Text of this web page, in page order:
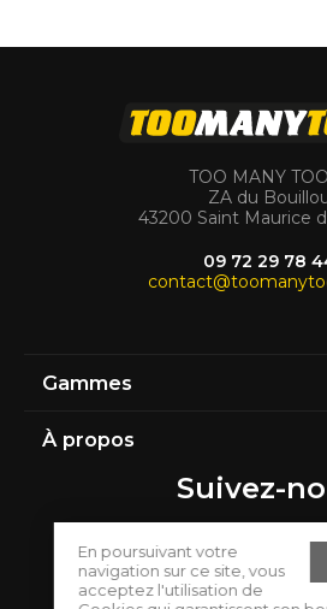
En poursuivant votre
navigation sur ce site, vous
acceptez l'utilisation de
TOO MANY
ZA du
43200 Saint Maurice
09 72 29 78
Gammes
À propos
Suivez-